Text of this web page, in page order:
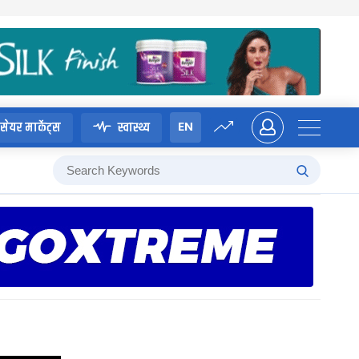
सेयर मार्केट्स स्वास्थ्य EN